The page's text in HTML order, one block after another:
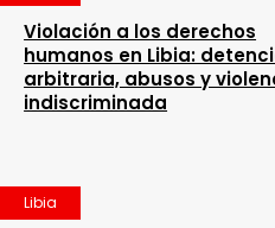
Violación a los derechos
humanos en Libia:
arbitraria, abusos y
indiscriminada
Libia